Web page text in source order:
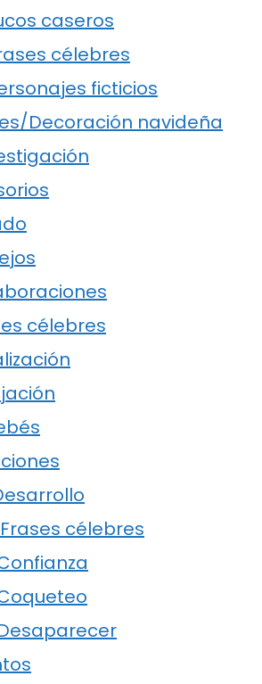
caseros
célebres
ficticios
Decoración navideña
célebres
célebres